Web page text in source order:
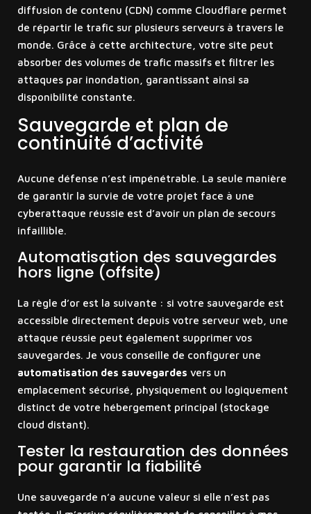
diffusion de contenu (CDN) comme Cloudflare permet
de répartir le trafic sur plusieurs serveurs à travers le
monde. Grâce à cette architecture, votre site peut
absorber des volumes de trafic massifs et filtrer les
attaques par inondation, garantissant ainsi sa
disponibilité constante.
Sauvegarde et plan de
continuité d’activité
Aucune défense n’est impénétrable. La seule manière
de garantir la survie de votre projet face à une
cyberattaque réussie est d’avoir un plan de secours
infaillible.
Automatisation des sauvegardes
hors ligne (offsite)
La règle d’or est la suivante : si votre sauvegarde est
accessible directement depuis votre serveur web, une
attaque réussie peut également supprimer vos
sauvegardes. Je vous conseille de configurer une
automatisation des sauvegardes vers un
emplacement sécurisé, physiquement ou logiquement
distinct de votre hébergement principal (stockage
cloud distant).
Tester la restauration des données
pour garantir la fiabilité
Une sauvegarde n’a aucune valeur si elle n’est pas